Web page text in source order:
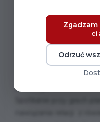
Dla wszystkich. Dla
miło czas. Spotkanie
początkujących graczy,
planszówek.
Dlaczego warto?
Zgadzam
Odrzuć